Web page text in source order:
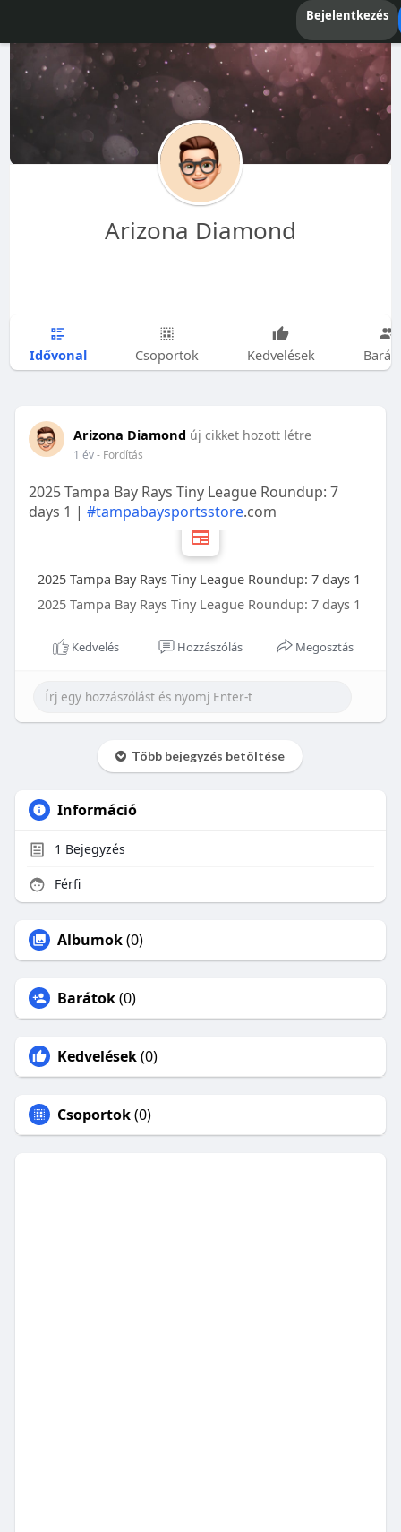
Bejelentkezés
Arizona Diamond
Idővonal Csoportok Kedvelések
Arizona Diamond új cikket hozott létre
1 év- Fordítás
2025 Tampa Bay Rays Tiny League Roundup: 7
days 1 | #tampabaysportsstore.com
2025 Tampa Bay Rays Tiny League Roundup: 7 days 1
2025 Tampa Bay Rays Tiny League Roundup: 7 days 1
Kedvelés Hozzászólás Megosztás
Több bejegyzés betöltése
Információ
1 Bejegyzés
Férfi
Albumok(0)
Barátok(0)
Kedvelések(0)
Csoportok(0)